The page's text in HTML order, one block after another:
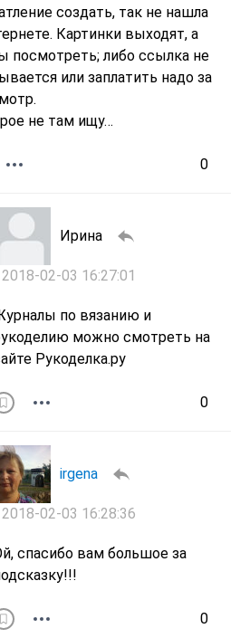
0
создать, так не нашла
Картинки выходят, а
посмотреть; либо ссылка не
или заплатить надо за
не там ищу…
Ирина
2018-02-03 16:27:01
0
по вязанию и
можно смотреть на
Рукоделка.ру
irgena
2018-02-03 16:28:36
0
спасибо вам большое за